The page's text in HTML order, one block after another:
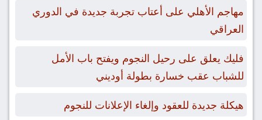
مهاجم الأهلي على أعتاب تجربة جديدة في الدوري
العراقي
فليك يعلق على رحيل النجوم ويفتح باب الأمل
للشباب عقب خسارة بطولة أوديني
هيكلة جديدة للعقود وإلغاء الإعلانات للنجوم